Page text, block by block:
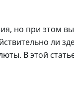
но при этом
ли
В этой